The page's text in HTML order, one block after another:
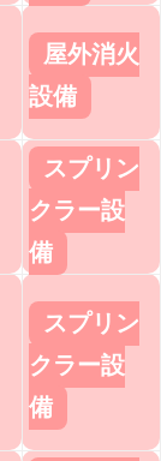
屋外消火
設備
スプリン
クラー設
備
スプリン
クラー設
備